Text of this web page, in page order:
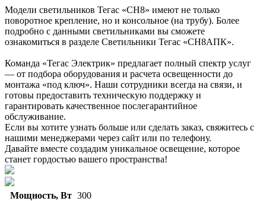
Модели светильников Тегас «СН8» имеют не только
поворотное крепление, но и консольное (на трубу). Более
подробно с данными светильниками вы сможете
ознакомиться в разделе Светильники Тегас «СН8АПК».
Команда «Тегас Электрик» предлагает полный спектр услуг
— от подбора оборудования и расчета освещенности до
монтажа «под ключ». Наши сотрудники всегда на связи, и
готовы предоставить техническую поддержку и
гарантировать качественное послегарантийное
обслуживание.
Если вы хотите узнать больше или сделать заказ, свяжитесь с
нашими менеджерами через сайт или по телефону.
Давайте вместе создадим уникальное освещение, которое
станет гордостью вашего пространства!
Мощность, Вт 300